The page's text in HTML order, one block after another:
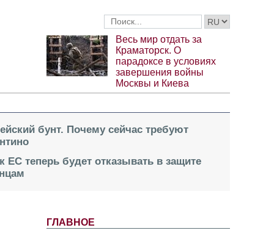
Весь мир отдать за
Краматорск. О
парадоксе в условиях
завершения войны
Москвы и Киева
бунт. Почему сейчас требуют
ЕС теперь будет отказывать в защите
ГЛАВНОЕ